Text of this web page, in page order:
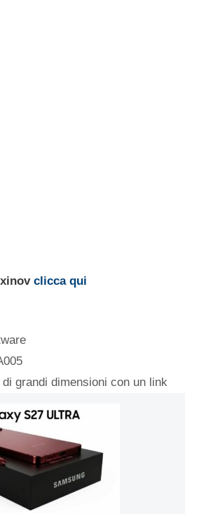
clicca qui
grandi dimensioni con un link